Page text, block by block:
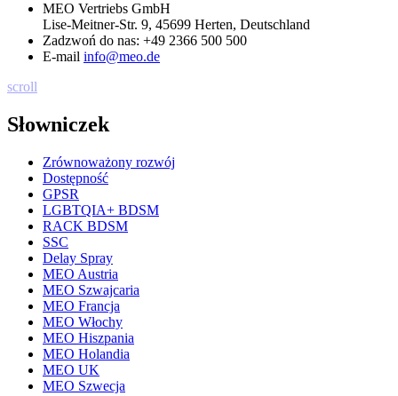
MEO Vertriebs GmbH
Lise-Meitner-Str. 9, 45699 Herten, Deutschland
Zadzwoń do nas: +49 2366 500 500
E-mail info@meo.de
scroll
Słowniczek
Zrównoważony rozwój
Dostępność
GPSR
LGBTQIA+ BDSM
RACK BDSM
SSC
Delay Spray
MEO Austria
MEO Szwajcaria
MEO Francja
MEO Włochy
MEO Hiszpania
MEO Holandia
MEO UK
MEO Szwecja